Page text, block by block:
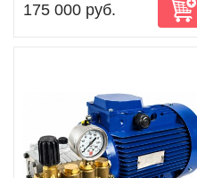
175 000 руб.